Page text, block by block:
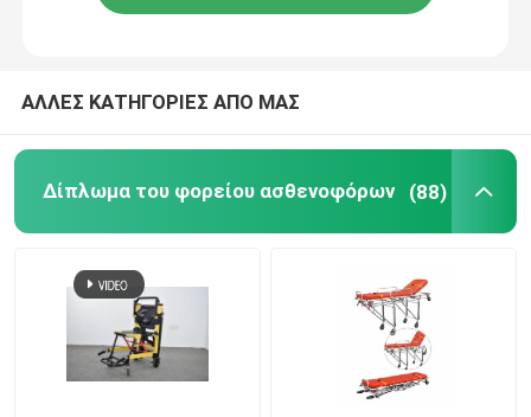
Χειρωνακτικά νοσοκομειακά κρεβάτια
Ηλεκτρικά κρεβάτια εξέτασης
Χειρουργικός λειτουργών πίνακας
Μαιευτικό κρεβάτι
ΑΛΛΕΣ ΚΑΤΗΓΟΡΙΕΣ ΑΠΟ ΜΑΣ
Δίπλωμα του φορείου ασθενοφόρων (88)